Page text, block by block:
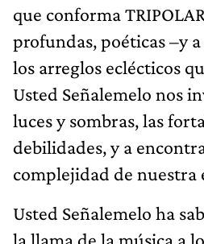
que conforma
profundas, poéticas –y
los arreglos eclécticos
Usted Señalemelo nos
luces y sombras, las
debilidades, y a
complejidad de nuestra
Usted Señalemelo ha